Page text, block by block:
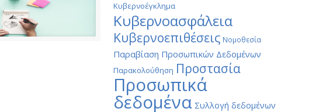
Κυβερνοέγκλημα
Κυβερνοασφάλεια
Κυβερνοεπιθέσεις Νομοθεσία
Παραβίαση Προσωπικών Δεδομένων
Παρακολούθηση Προστασία
Προσωπικά
δεδομένα Συλλογή δεδομένων